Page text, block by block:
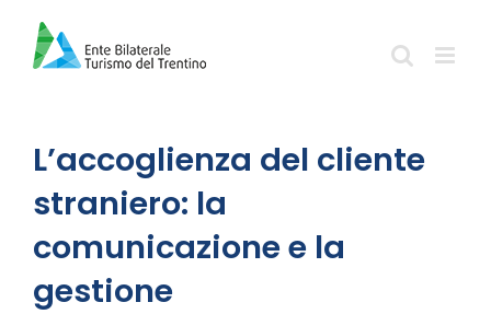
contenuto
L’accoglienza del cliente
straniero: la
comunicazione e la
gestione